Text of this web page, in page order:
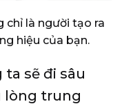
chỉ là người tạo ra
hiệu của bạn.
sẽ đi sâu
lòng trung